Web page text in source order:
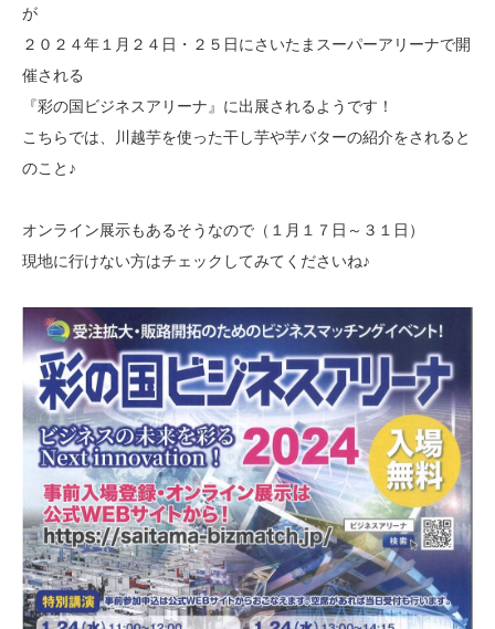
が
２０２４年１月２４日・２５日にさいたまスーパーアリーナで開
催される
『彩の国ビジネスアリーナ』に出展されるようです！
こちらでは、川越芋を使った干し芋や芋バターの紹介をされると
のこと♪
オンライン展示もあるそうなので（１月１７日～３１日）
現地に行けない方はチェックしてみてくださいね♪